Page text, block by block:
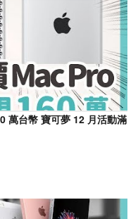
萬台幣 寶可夢 12 月活動滿